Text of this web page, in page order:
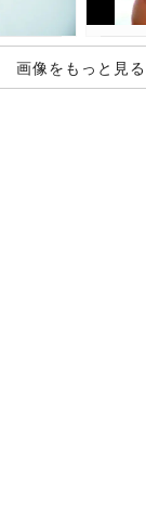
画像をもっと見る